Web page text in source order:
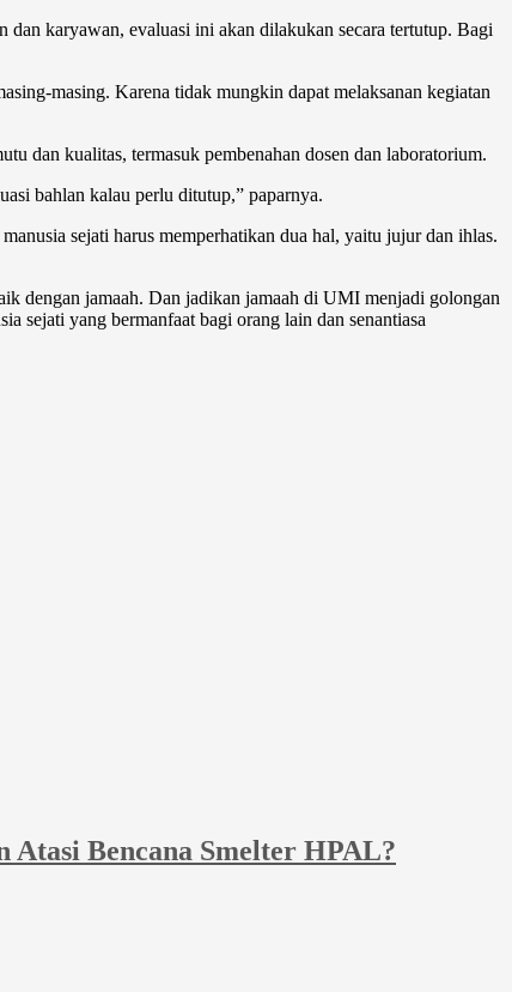
karyawan, evaluasi ini akan dilakukan secara tertutup. Bagi
masing. Karena tidak mungkin dapat melaksanan kegiatan
dan kualitas, termasuk pembenahan dosen dan laboratorium.
bahlan kalau perlu ditutup,” paparnya.
sejati harus memperhatikan dua hal, yaitu jujur dan ihlas.
dengan jamaah. Dan jadikan jamaah di UMI menjadi golongan
sejati yang bermanfaat bagi orang lain dan senantiasa
Bencana Smelter HPAL?